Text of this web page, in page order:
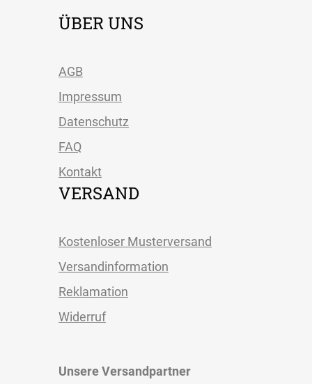
ÜBER UNS
AGB
Impressum
Datenschutz
FAQ
Kontakt
VERSAND
Kostenloser Musterversand
Versandinformation
Reklamation
Widerruf
Unsere Versandpartner